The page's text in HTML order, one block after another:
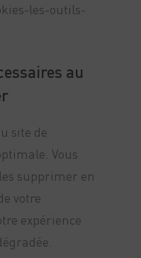
les-outils-
au
site de
Vous
supprimer en
votre
expérience